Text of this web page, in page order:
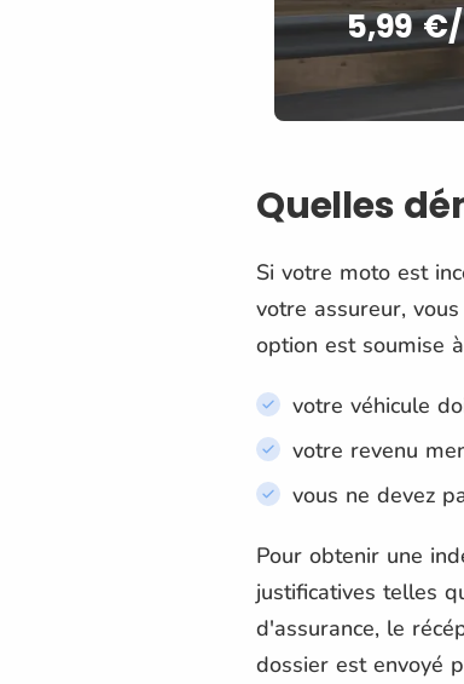
5,99
Quelles
Si votre moto est
votre assureur,
option est soumise
votre véhicule
votre revenu
vous ne devez
Pour obtenir une
justificatives telles
d'assurance, le
dossier est envoyé